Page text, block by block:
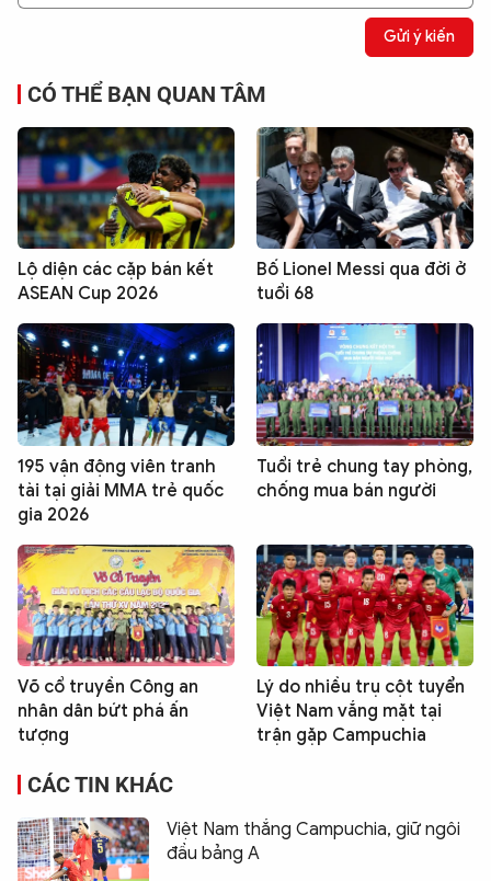
Gửi ý kiến
CÓ THỂ BẠN QUAN TÂM
Lộ diện các cặp bán kết
ASEAN Cup 2026
Bố Lionel Messi qua đời ở
tuổi 68
195 vận động viên tranh
tài tại giải MMA trẻ quốc
gia 2026
Tuổi trẻ chung tay phòng,
chống mua bán người
Võ cổ truyền Công an
nhân dân bứt phá ấn
tượng
Lý do nhiều trụ cột tuyển
Việt Nam vắng mặt tại
trận gặp Campuchia
CÁC TIN KHÁC
Việt Nam thắng Campuchia, giữ ngôi
đầu bảng A